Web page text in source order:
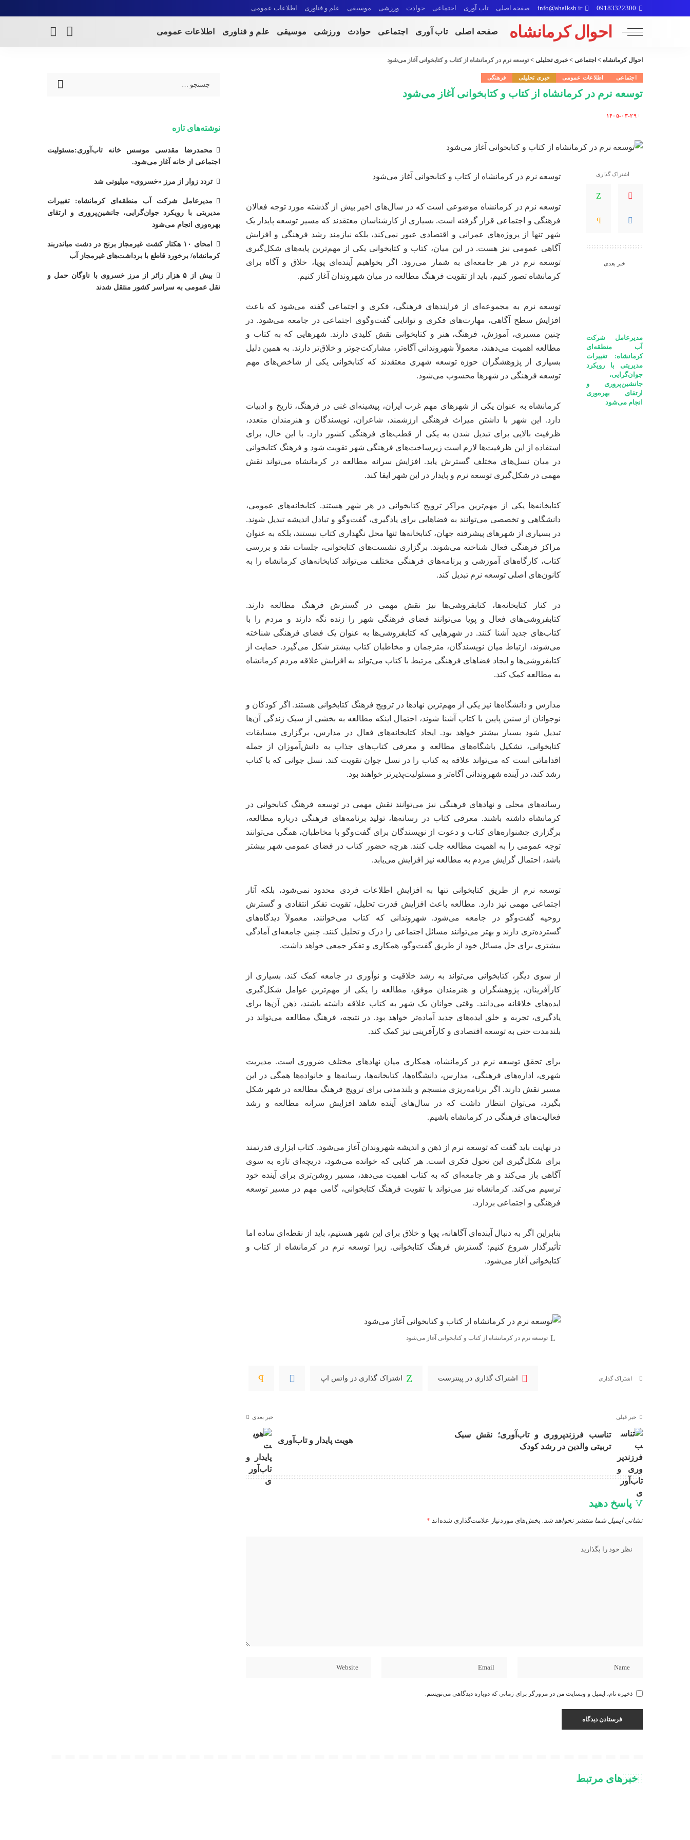
09183322300
info@ahalksh.ir صفحه اصلی تاب آوری اجتماعی حوادث ورزشی موسیقی علم و فناوری اطلاعات عمومی
احوال کرمانشاه صفحه اصلی تاب آوری اجتماعی حوادث ورزشی موسیقی علم و فناوری اطلاعات عمومی
احوال کرمانشاه > اجتماعی > خبری تحلیلی >توسعه نرم در کرمانشاه از کتاب و کتابخوانی آغاز می‌شود
اجتماعی اطلاعات عمومی خبری تحلیلی فرهنگی
توسعه نرم در کرمانشاه از کتاب و کتابخوانی آغاز می‌شود
Posted
۱۴۰۵-۰۳-۲۹
اشتراک گذاری
خبر بعدی
مدیرعامل شرکت
آب منطقه‌ای
کرمانشاه: تغییرات
مدیریتی با رویکرد
جوان‌گرایی،
جانشین‌پروری و
ارتقای بهره‌وری
انجام می‌شود
توسعه نرم در کرمانشاه از کتاب و کتابخوانی آغاز می‌شود
توسعه نرم در کرمانشاه موضوعی است که در سال‌های اخیر بیش از گذشته مورد توجه فعالان
فرهنگی و اجتماعی قرار گرفته است. بسیاری از کارشناسان معتقدند که مسیر توسعه پایدار یک
شهر تنها از پروژه‌های عمرانی و اقتصادی عبور نمی‌کند، بلکه نیازمند رشد فرهنگی و افزایش
آگاهی عمومی نیز هست. در این میان، کتاب و کتابخوانی یکی از مهم‌ترین پایه‌های شکل‌گیری
توسعه نرم در هر جامعه‌ای به شمار می‌رود. اگر بخواهیم آینده‌ای پویا، خلاق و آگاه برای
کرمانشاه تصور کنیم، باید از تقویت فرهنگ مطالعه در میان شهروندان آغاز کنیم.
توسعه نرم به مجموعه‌ای از فرایندهای فرهنگی، فکری و اجتماعی گفته می‌شود که باعث
افزایش سطح آگاهی، مهارت‌های فکری و توانایی گفت‌وگوی اجتماعی در جامعه می‌شود. در
چنین مسیری، آموزش، فرهنگ، هنر و کتابخوانی نقش کلیدی دارند. شهرهایی که به کتاب و
مطالعه اهمیت می‌دهند، معمولاً شهروندانی آگاه‌تر، مشارکت‌جوتر و خلاق‌تر دارند. به همین دلیل
بسیاری از پژوهشگران حوزه توسعه شهری معتقدند که کتابخوانی یکی از شاخص‌های مهم
توسعه فرهنگی در شهرها محسوب می‌شود.
کرمانشاه به عنوان یکی از شهرهای مهم غرب ایران، پیشینه‌ای غنی در فرهنگ، تاریخ و ادبیات
دارد. این شهر با داشتن میراث فرهنگی ارزشمند، شاعران، نویسندگان و هنرمندان متعدد،
ظرفیت بالایی برای تبدیل شدن به یکی از قطب‌های فرهنگی کشور دارد. با این حال، برای
استفاده از این ظرفیت‌ها لازم است زیرساخت‌های فرهنگی شهر تقویت شود و فرهنگ کتابخوانی
در میان نسل‌های مختلف گسترش یابد. افزایش سرانه مطالعه در کرمانشاه می‌تواند نقش
مهمی در شکل‌گیری توسعه نرم و پایدار در این شهر ایفا کند.
کتابخانه‌ها یکی از مهم‌ترین مراکز ترویج کتابخوانی در هر شهر هستند. کتابخانه‌های عمومی،
دانشگاهی و تخصصی می‌توانند به فضاهایی برای یادگیری، گفت‌وگو و تبادل اندیشه تبدیل شوند.
در بسیاری از شهرهای پیشرفته جهان، کتابخانه‌ها تنها محل نگهداری کتاب نیستند، بلکه به عنوان
مراکز فرهنگی فعال شناخته می‌شوند. برگزاری نشست‌های کتابخوانی، جلسات نقد و بررسی
کتاب، کارگاه‌های آموزشی و برنامه‌های فرهنگی مختلف می‌تواند کتابخانه‌های کرمانشاه را به
کانون‌های اصلی توسعه نرم تبدیل کند.
در کنار کتابخانه‌ها، کتابفروشی‌ها نیز نقش مهمی در گسترش فرهنگ مطالعه دارند.
کتابفروشی‌های فعال و پویا می‌توانند فضای فرهنگی شهر را زنده نگه دارند و مردم را با
کتاب‌های جدید آشنا کنند. در شهرهایی که کتابفروشی‌ها به عنوان یک فضای فرهنگی شناخته
می‌شوند، ارتباط میان نویسندگان، مترجمان و مخاطبان کتاب بیشتر شکل می‌گیرد. حمایت از
کتابفروشی‌ها و ایجاد فضاهای فرهنگی مرتبط با کتاب می‌تواند به افزایش علاقه مردم کرمانشاه
به مطالعه کمک کند.
مدارس و دانشگاه‌ها نیز یکی از مهم‌ترین نهادها در ترویج فرهنگ کتابخوانی هستند. اگر کودکان و
نوجوانان از سنین پایین با کتاب آشنا شوند، احتمال اینکه مطالعه به بخشی از سبک زندگی آن‌ها
تبدیل شود بسیار بیشتر خواهد بود. ایجاد کتابخانه‌های فعال در مدارس، برگزاری مسابقات
کتابخوانی، تشکیل باشگاه‌های مطالعه و معرفی کتاب‌های جذاب به دانش‌آموزان از جمله
اقداماتی است که می‌تواند علاقه به کتاب را در نسل جوان تقویت کند. نسل جوانی که با کتاب
رشد کند، در آینده شهروندانی آگاه‌تر و مسئولیت‌پذیرتر خواهند بود.
رسانه‌های محلی و نهادهای فرهنگی نیز می‌توانند نقش مهمی در توسعه فرهنگ کتابخوانی در
کرمانشاه داشته باشند. معرفی کتاب در رسانه‌ها، تولید برنامه‌های فرهنگی درباره مطالعه،
برگزاری جشنواره‌های کتاب و دعوت از نویسندگان برای گفت‌وگو با مخاطبان، همگی می‌توانند
توجه عمومی را به اهمیت مطالعه جلب کنند. هرچه حضور کتاب در فضای عمومی شهر بیشتر
باشد، احتمال گرایش مردم به مطالعه نیز افزایش می‌یابد.
توسعه نرم از طریق کتابخوانی تنها به افزایش اطلاعات فردی محدود نمی‌شود، بلکه آثار
اجتماعی مهمی نیز دارد. مطالعه باعث افزایش قدرت تحلیل، تقویت تفکر انتقادی و گسترش
روحیه گفت‌وگو در جامعه می‌شود. شهروندانی که کتاب می‌خوانند، معمولاً دیدگاه‌های
گسترده‌تری دارند و بهتر می‌توانند مسائل اجتماعی را درک و تحلیل کنند. چنین جامعه‌ای آمادگی
بیشتری برای حل مسائل خود از طریق گفت‌وگو، همکاری و تفکر جمعی خواهد داشت.
از سوی دیگر، کتابخوانی می‌تواند به رشد خلاقیت و نوآوری در جامعه کمک کند. بسیاری از
کارآفرینان، پژوهشگران و هنرمندان موفق، مطالعه را یکی از مهم‌ترین عوامل شکل‌گیری
ایده‌های خلاقانه می‌دانند. وقتی جوانان یک شهر به کتاب علاقه داشته باشند، ذهن آن‌ها برای
یادگیری، تجربه و خلق ایده‌های جدید آماده‌تر خواهد بود. در نتیجه، فرهنگ مطالعه می‌تواند در
بلندمدت حتی به توسعه اقتصادی و کارآفرینی نیز کمک کند.
برای تحقق توسعه نرم در کرمانشاه، همکاری میان نهادهای مختلف ضروری است. مدیریت
شهری، اداره‌های فرهنگی، مدارس، دانشگاه‌ها، کتابخانه‌ها، رسانه‌ها و خانواده‌ها همگی در این
مسیر نقش دارند. اگر برنامه‌ریزی منسجم و بلندمدتی برای ترویج فرهنگ مطالعه در شهر شکل
بگیرد، می‌توان انتظار داشت که در سال‌های آینده شاهد افزایش سرانه مطالعه و رشد
فعالیت‌های فرهنگی در کرمانشاه باشیم.
در نهایت باید گفت که توسعه نرم از ذهن و اندیشه شهروندان آغاز می‌شود. کتاب ابزاری قدرتمند
برای شکل‌گیری این تحول فکری است. هر کتابی که خوانده می‌شود، دریچه‌ای تازه به سوی
آگاهی باز می‌کند و هر جامعه‌ای که به کتاب اهمیت می‌دهد، مسیر روشن‌تری برای آینده خود
ترسیم می‌کند. کرمانشاه نیز می‌تواند با تقویت فرهنگ کتابخوانی، گامی مهم در مسیر توسعه
فرهنگی و اجتماعی بردارد.
بنابراین اگر به دنبال آینده‌ای آگاهانه، پویا و خلاق برای این شهر هستیم، باید از نقطه‌ای ساده اما
تأثیرگذار شروع کنیم: گسترش فرهنگ کتابخوانی. زیرا توسعه نرم در کرمانشاه از کتاب و
کتابخوانی آغاز می‌شود.
توسعه نرم در کرمانشاه از کتاب و کتابخوانی آغاز می‌شود
اشتراک گذاری اشتراک گذاری در پینترست اشتراک گذاری در واتس اپ
خبر قبلی
تناسب فرزندپروری و تاب‌آوری؛ نقش سبک
تربیتی والدین در رشد کودک
خبر بعدی
هویت پایدار و تاب‌آوری
پاسخ دهید
نشانی ایمیل شما منتشر نخواهد شد. بخش‌های موردنیاز علامت‌گذاری شده‌اند *
ذخیره نام، ایمیل و وبسایت من در مرورگر برای زمانی که دوباره دیدگاهی می‌نویسم.
نوشته‌های تازه
محمدرضا مقدسی موسس خانه تاب‌آوری:مسئولیت
اجتماعی از خانه آغاز می‌شود.
تردد زوار از مرز «خسروی» میلیونی شد
مدیرعامل شرکت آب منطقه‌ای کرمانشاه: تغییرات
مدیریتی با رویکرد جوان‌گرایی، جانشین‌پروری و ارتقای
بهره‌وری انجام می‌شود
امحای ۱۰ هکتار کشت غیرمجاز برنج در دشت میاندربند
کرمانشاه/ برخورد قاطع با برداشت‌های غیرمجاز آب
بیش از ۵ هزار زائر از مرز خسروی با ناوگان حمل‌ و
نقل عمومی به سراسر کشور منتقل شدند
خبرهای مرتبط